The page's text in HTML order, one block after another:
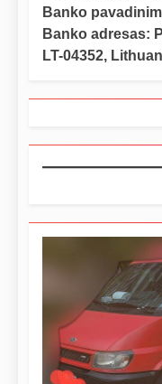
Banko
Banko adresas:
LT-04352,